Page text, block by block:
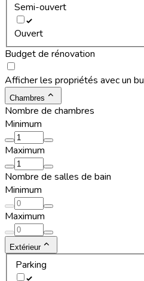
Semi-ouvert
Ouvert
Budget de rénovation
Afficher les propriétés avec un
Chambres
Nombre de chambres
Minimum
Maximum
Nombre de salles de bain
Minimum
Maximum
Extérieur
Parking